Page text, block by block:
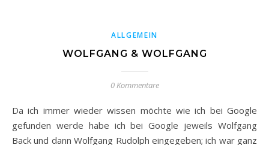
ALLGEMEIN
WOLFGANG & WOLFGANG
0 Kommentare
Da ich immer wieder wissen möchte wie ich bei Google
gefunden werde habe ich bei Google jeweils Wolfgang
Back und dann Wolfgang Rudolph eingegeben; ich war ganz